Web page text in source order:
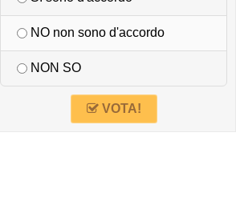
NO non sono d'accordo
NON SO
VOTA!